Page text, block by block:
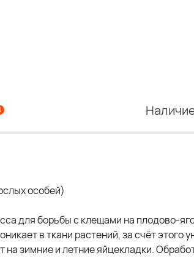
особей)
для борьбы с клещами на плодово-
в ткани растений, за счёт этого
зимние и летние яйцекладки.